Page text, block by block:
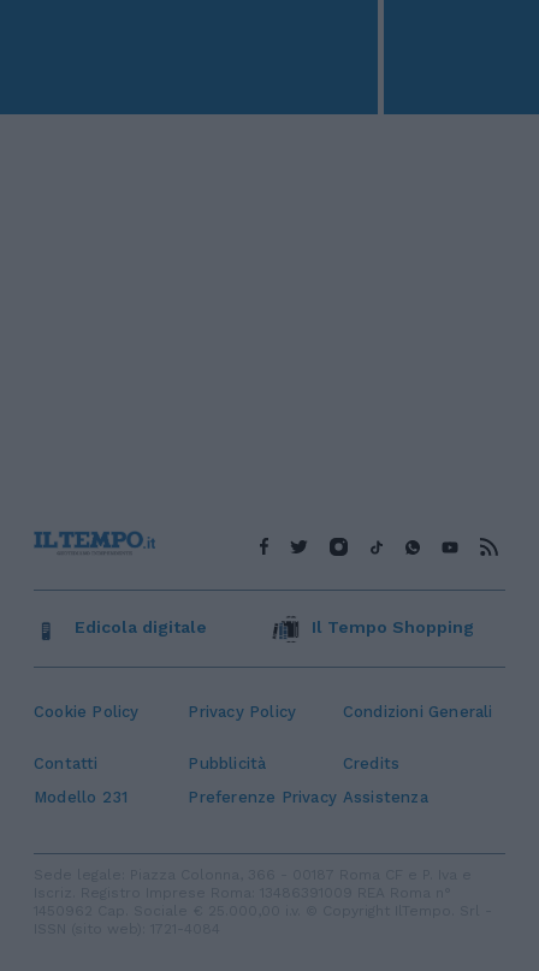
Cookie Policy Privacy Policy Condizioni Generali
Contatti Pubblicità
Credits
Modello 231
Preferenze Privacy Assistenza
Edicola digitale Il Tempo Shopping